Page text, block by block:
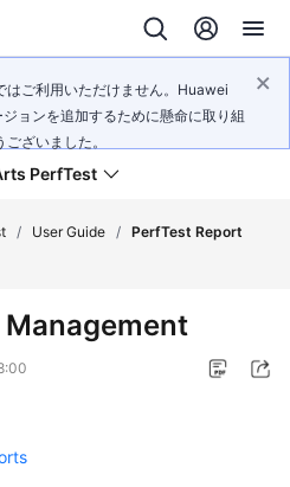
はご利用いただけません。Huawei
ョンを追加するために懸命に取り組
ざいました。
PerfTest
/ User Guide / PerfTest Report